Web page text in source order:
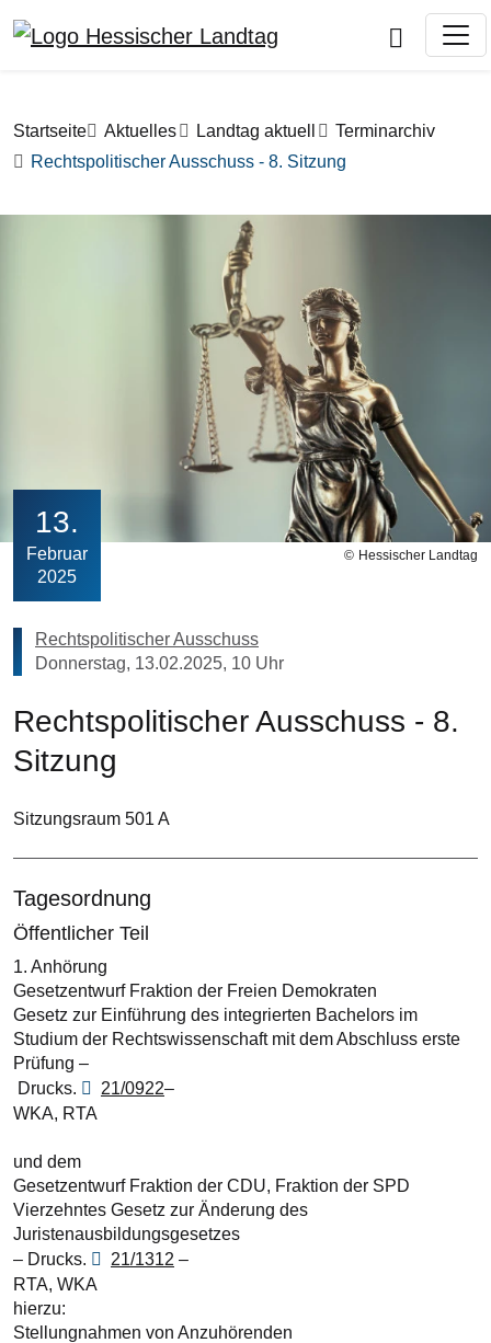
Pfadnavigation
Startseite Aktuelles Landtag aktuell
Terminarchiv
Rechtspolitischer Ausschuss - 8. Sitzung
Hessischer Landtag
13
Februar
2025
Rechtspolitischer Ausschuss
Donnerstag, 13.02.2025, 10 Uhr
Rechtspolitischer Ausschuss - 8.
Sitzung
Sitzungsraum 501 A
Tagesordnung
Öffentlicher Teil
1. Anhörung
Gesetzentwurf Fraktion der Freien Demokraten
Gesetz zur Einführung des integrierten Bachelors im
Studium der Rechtswissenschaft mit dem Abschluss erste
Prüfung –
Drucks.
21/0922–
WKA, RTA
und dem
Gesetzentwurf Fraktion der CDU, Fraktion der SPD
Vierzehntes Gesetz zur Änderung des
Juristenausbildungsgesetzes
– Drucks.
21/1312 –
RTA, WKA
hierzu:
Stellungnahmen von Anzuhörenden